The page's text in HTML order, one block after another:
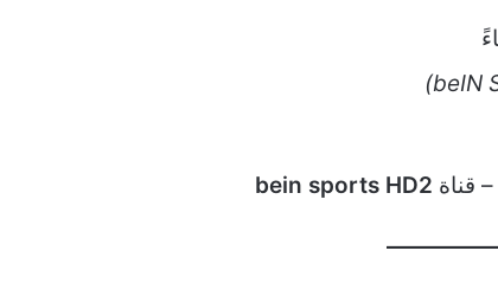
bein sports HD2